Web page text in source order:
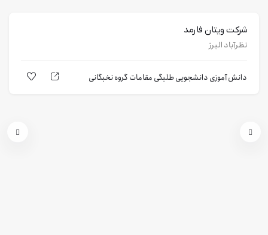
شرکت ویتان فارمد
نظرآباد البرز
دانش آموزیدانشجوییطلبگیمقاماتگروه نخبگانی